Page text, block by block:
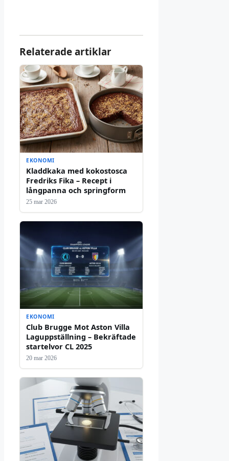
Relaterade artiklar
EKONOMI
Kladdkaka med kokostosca
Fredriks Fika – Recept i
långpanna och springform
25 mar 2026
EKONOMI
Club Brugge Mot Aston Villa
Laguppställning – Bekräftade
startelvor CL 2025
20 mar 2026